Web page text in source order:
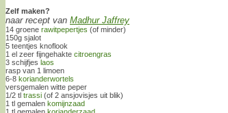
Zelf maken?
naar recept van Madhur Jaffrey
14 groene rawitpepertjes (of minder)
150g sjalot
5 teentjes knoflook
1 el zeer fijngehakte citroengras
3 schijfjes laos
rasp van 1 limoen
6-8 korianderwortels
versgemalen witte peper
1/2 tl trassi (of 2 ansjovisjes uit blik)
1 tl gemalen komijnzaad